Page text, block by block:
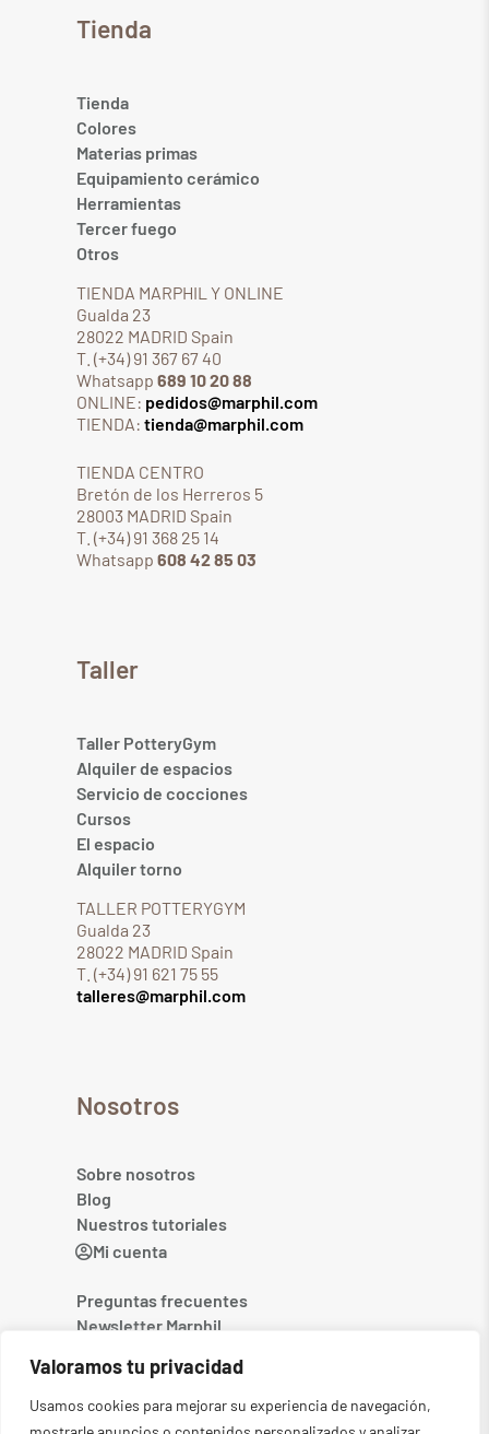
Valoramos tu privacidad
Usamos cookies para mejorar su experiencia de navegación,
Tienda
Tienda
Colores
Materias primas
Equipamiento cerámico
Herramientas
Tercer fuego
Otros
TIENDA MARPHIL Y ONLINE
Gualda 23
28022 MADRID Spain
T. (+34) 91 367 67 40
Whatsapp 689 10 20 88
ONLINE: pedidos@marphil.com
TIENDA: tienda@marphil.com
TIENDA CENTRO
Bretón de los Herreros 5
28003 MADRID Spain
T. (+34) 91 368 25 14
Whatsapp 608 42 85 03
Taller
Taller PotteryGym
Alquiler de espacios
Servicio de cocciones
Cursos
El espacio
Alquiler torno
TALLER POTTERYGYM
Gualda 23
28022 MADRID Spain
T. (+34) 91 621 75 55
talleres@marphil.com
Nosotros
Sobre nosotros
Blog
Nuestros tutoriales
Mi cuenta
Preguntas frecuentes
Newsletter Marphil